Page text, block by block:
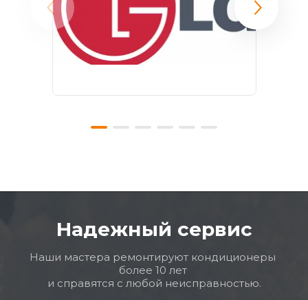
Надежный сервис
Наши мастера ремонтируют кондиционеры
более 10 лет
и справятся с любой неисправностью.